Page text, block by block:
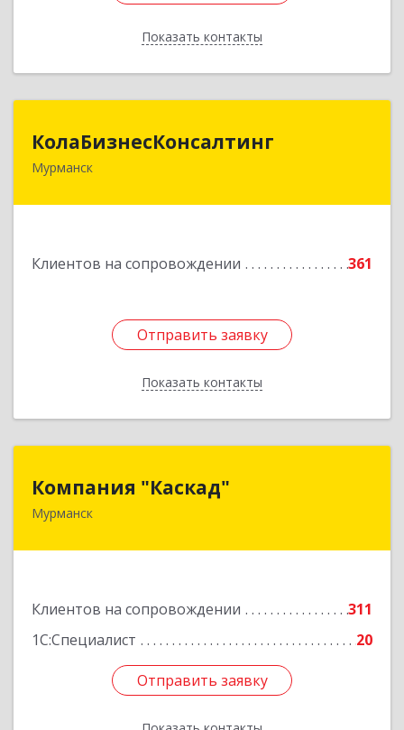
Показать контакты
Назад
КолаБизнесКонсалтинг
Мурманск
Клиентов на сопровождении 361
Отправить заявку
Показать контакты
Отправить заявку
Назад
Компания "Каскад"
Мурманск
Клиентов на сопровождении
311
1С:Специалист
20
Отправить заявку
183038, Мурманская обл, Мурманск г, Бабикова
Отправить заявку